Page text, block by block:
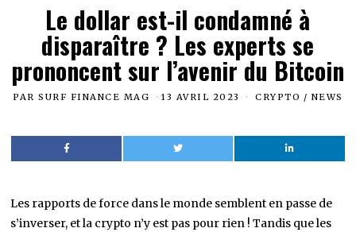
Le dollar est-il condamné à
disparaître ? Les experts se
prononcent sur l’avenir du Bitcoin
PARSURF FINANCE MAG 13 AVRIL 2023 CRYPTO / NEWS
Les rapports de force dans le monde semblent en passe de
s’inverser, et la crypto n’y est pas pour rien ! Tandis que les